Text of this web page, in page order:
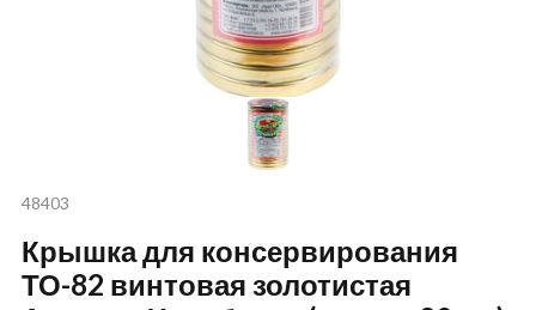
48403
Крышка для консервирования
ТО-82 винтовая золотистая